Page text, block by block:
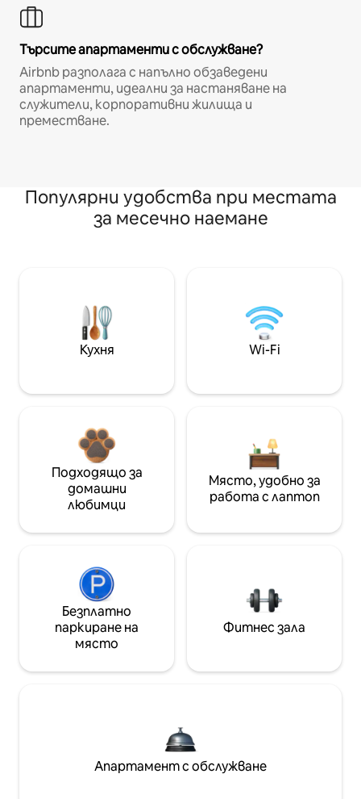
Търсите апартаменти с обслужване?
Airbnb разполага с напълно обзаведени
апартаменти, идеални за настаняване на
служители, корпоративни жилища и
преместване.
Популярни удобства при местата
за месечно наемане
Кухня Wi-Fi
Подходящо за
домашни
любимци
Място, удобно за
работа с лаптоп
Безплатно
паркиране на
място
Фитнес зала
Апартамент с обслужване